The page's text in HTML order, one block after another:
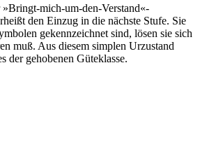
mich-um-den-Verstand«-
den Einzug in die nächste Stufe. Sie
gekennzeichnet sind, lösen sie sich
muß. Aus diesem simplen Urzustand
der gehobenen Güteklasse.